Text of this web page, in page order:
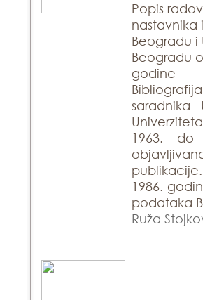
Popis
nastavnika
Beogradu i
Beogradu
godine
saradnika
1963.
1986.
podataka
Ruža